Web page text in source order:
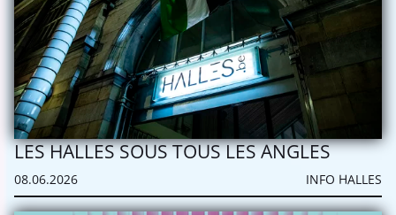
LES HALLES SOUS TOUS LES ANGLES
08.06.2026 INFO HALLES